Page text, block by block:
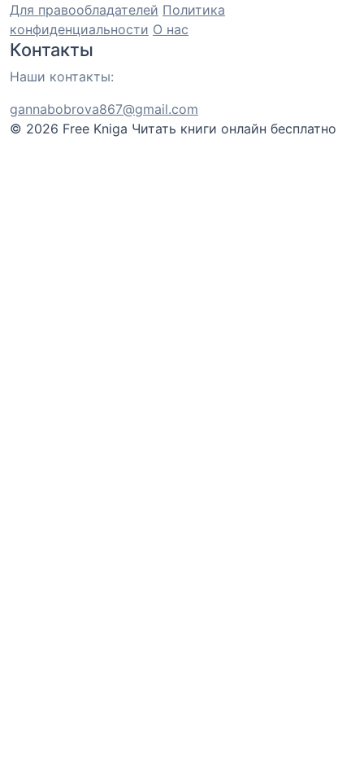
Для правообладателей Политика
конфиденциальности О нас
Контакты
Наши контакты:
gannabobrova867@gmail.com
© 2026 Free Kniga Читать книги онлайн бесплатно